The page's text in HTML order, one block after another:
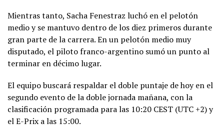
Mientras tanto, Sacha Fenestraz luchó en el pelotón
medio y se mantuvo dentro de los diez primeros durante
gran parte de la carrera. En un pelotón medio muy
disputado, el piloto franco-argentino sumó un punto al
terminar en décimo lugar.
El equipo buscará respaldar el doble puntaje de hoy en el
segundo evento de la doble jornada mañana, con la
clasificación programada para las 10:20 CEST (UTC +2) y
el E-Prix a las 15:00.